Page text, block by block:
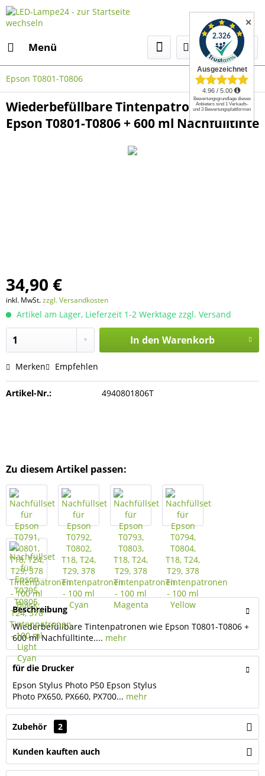
Menü
Epson T0801-T0806
Wiederbefüllbare Tintenpatronen wie
Epson T0801-T0806 + 600 ml Nachfülltinte
34,90 €
inkl. MwSt.zzgl. Versandkosten
Artikel am Lager, Lieferzeit 1-2 Werktage zzgl. Versand
In den Warenkorb
Merken Empfehlen
Artikel-Nr.: 4940801806T
Zu diesem Artikel passen:
Beschreibung
Wiederbefüllbare Tintenpatronen wie Epson T0801-T0806 +
600 ml Nachfülltinte.... mehr
für die Drucker
Epson Stylus Photo P50 Epson Stylus
Photo PX650, PX660, PX700... mehr
Zubehör 2
Kunden kauften auch
✕